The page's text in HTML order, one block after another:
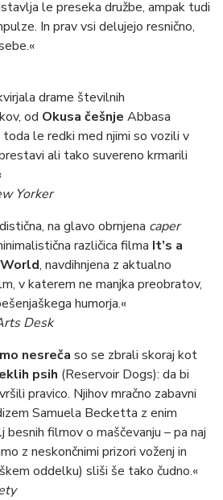
le preseka družbe, ampak tudi
In prav vsi delujejo resnično,
drame številnih
od Okusa češnje Abbasa
toda le redki med njimi so vozili v
ali tako suvereno krmarili
Yorker
na glavo obrnjena caper
različica filma It’s a
World, navdihnjena z aktualno
v katerem ne manjka preobratov,
humorja.«
Desk
nesreča so se zbrali skoraj kot
psih (Reservoir Dogs): da bi
pravico. Njihov mračno zabavni
Samuela Becketta z enim
filmov o maščevanju – pa naj
z neskončnimi prizori voženj in
oddelku) sliši še tako čudno.«